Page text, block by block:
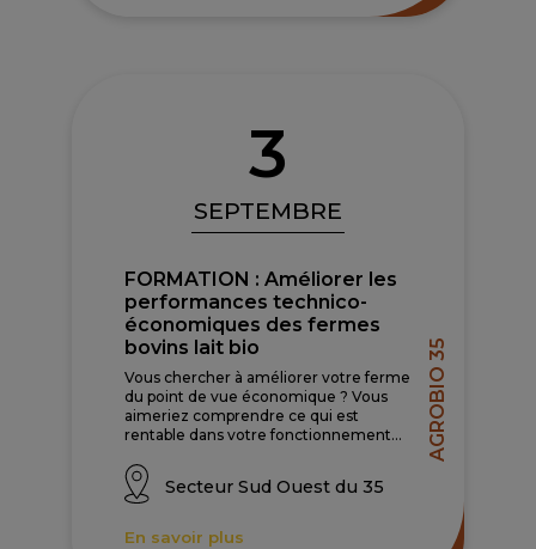
3
SEPTEMBRE
FORMATION : Améliorer les
performances technico-
économiques des fermes
bovins lait bio
Vous chercher à améliorer votre ferme
du point de vue économique ? Vous
aimeriez comprendre ce qui est
rentable dans votre fonctionnement...
Secteur Sud Ouest du 35
En savoir plus
AGROBIO 35